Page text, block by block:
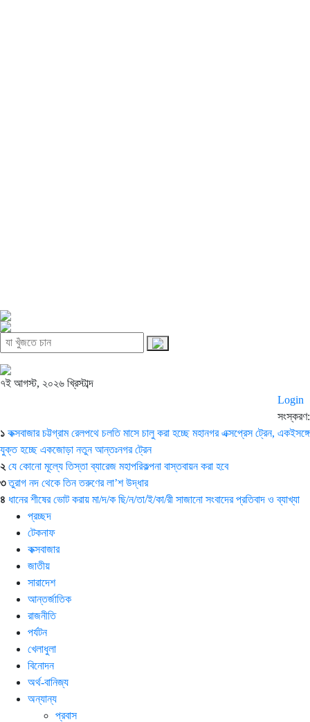
৭ই আগস্ট, ২০২৬ খ্রিস্টাব্দ
Login
সংস্করণ:
১ কক্সবাজার চট্টগ্রাম রেলপথে চলতি মাসে চালু করা হচ্ছে মহানগর এক্সপ্রেস ট্রেন, একইসঙ্গে
যুক্ত হচ্ছে একজোড়া নতুন আন্তঃনগর ট্রেন
২ যে কোনো মূল্যে তিস্তা ব্যারেজ মহাপরিকল্পনা বাস্তবায়ন করা হবে
৩ তুরাগ নদ থেকে তিন তরুণের লা’শ উদ্ধার
৪ ধানের শীষের ভোট করায় মা/দ/ক ছি/ন/তা/ই/কা/রী সাজানো সংবাদের প্রতিবাদ ও ব্যাখ্যা
প্রচ্ছদ
টেকনাফ
কক্সবাজার
জাতীয়
সারাদেশ
আন্তর্জাতিক
রাজনীতি
পর্যটন
খেলাধুলা
বিনোদন
অর্থ-বানিজ্য
অন্যান্য
প্রবাস